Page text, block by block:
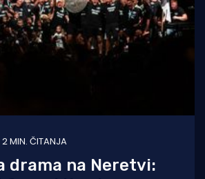
2 MIN. ČITANJA
drama na Neretvi: